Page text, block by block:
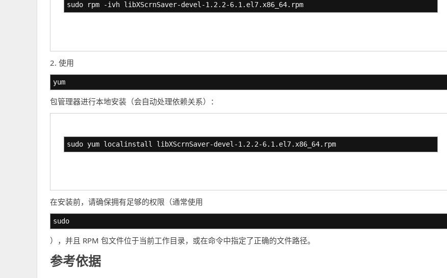
sudo rpm -ivh libXScrnSaver-devel-1.2.2-6.1.el7.x86_64.rpm
2. 使用
yum
包管理器进行本地安装（会自动处理依赖关系）：
sudo yum localinstall libXScrnSaver-devel-1.2.2-6.1.el7.x86_64.rpm
在安装前，请确保拥有足够的权限（通常使用
sudo
），并且 RPM 包文件位于当前工作目录，或在命令中指定了正确的文件路径。
参考依据